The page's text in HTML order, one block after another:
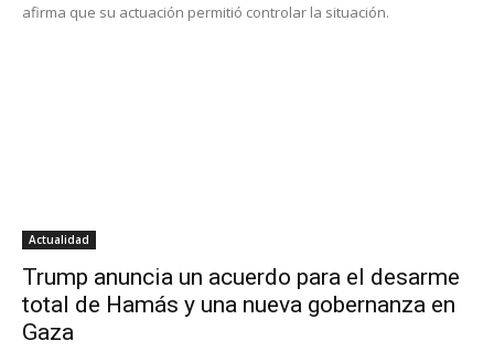
afirma que su actuación permitió controlar la situación.
Actualidad
Trump anuncia un acuerdo para el desarme
total de Hamás y una nueva gobernanza en
Gaza